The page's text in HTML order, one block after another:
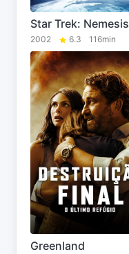
Star Trek: Nemesis
2002 6.3 116min
Greenland